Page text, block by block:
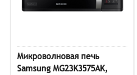
Микроволновая печь
Samsung MG23K3575AK,